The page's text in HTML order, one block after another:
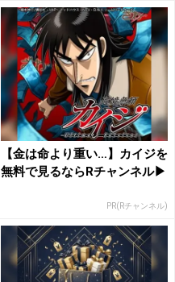
【金は命より重い…】カイジを
無料で見るならRチャンネル▶︎
PR(Rチャンネル)